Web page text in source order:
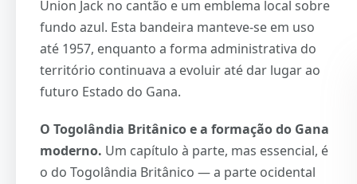
Union Jack no cantão e um emblema local sobre
fundo azul. Esta bandeira manteve-se em uso
até 1957, enquanto a forma administrativa do
território continuava a evoluir até dar lugar ao
futuro Estado do Gana.
O Togolândia Britânico e a formação do Gana
moderno. Um capítulo à parte, mas essencial, é
o do Togolândia Britânico — a parte ocidental